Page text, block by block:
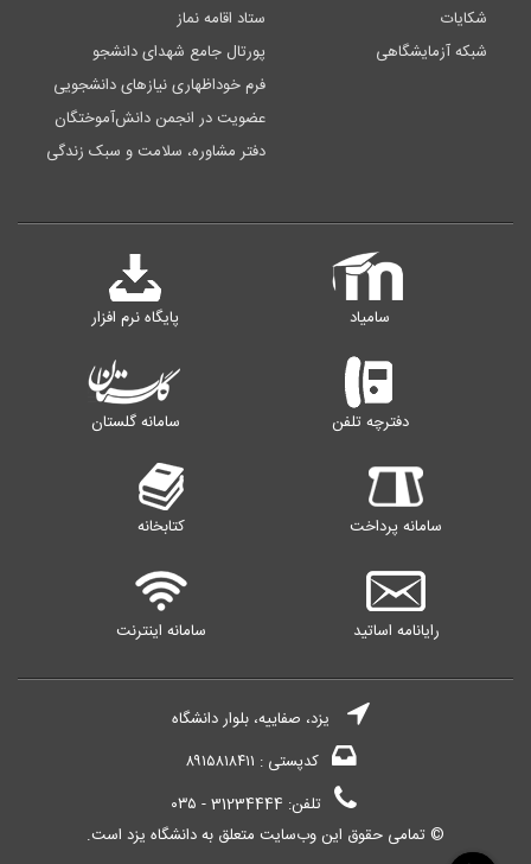
شکایات
شبکه آزمایشگاهی
ستاد اقامه نماز
پورتال جامع شهدای دانشجو
فرم خوداظهاری نیازهای دانشجویی
عضویت در انجمن دانش‌آموختگان
دفتر مشاوره، سلامت و سبک زندگی
سامیاد پایگاه نرم افزار
دفترچه تلفن سامانه گلستان
سامانه پرداخت کتابخانه
رایانامه اساتید سامانه اینترنت
یزد، صفاییه، بلوار دانشگاه
کدپستی : ۸۹۱۵۸۱۸۴۱۱
تلفن: 31234444 - ۰۳۵
© تمامی حقوق این وب‌سایت متعلق به دانشگاه یزد است.